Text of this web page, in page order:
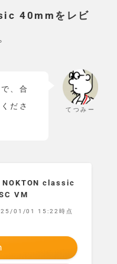
40mmをレビ
てつみー
、合
ださ
classic
VM
01/01 15:22時点